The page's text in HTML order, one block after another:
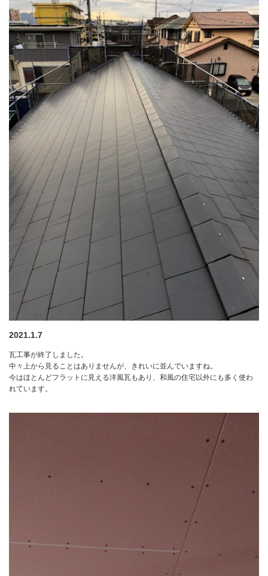
2021.1.7
瓦工事が終了しました。
中々上から見ることはありませんが、きれいに並んでいますね。
今はほとんどフラットに見える洋風瓦もあり、和風の住宅以外にも多く使わ
れています。